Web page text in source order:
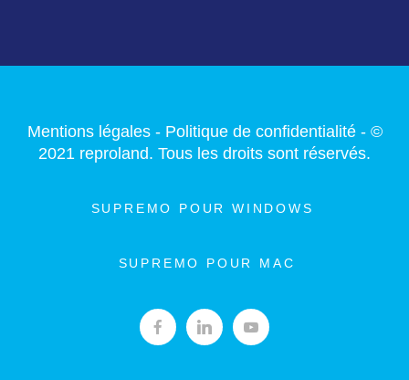
Mentions légales- Politique de confidentialité- ©
2021 reproland. Tous les droits sont réservés.
SUPREMO POUR WINDOWS
SUPREMO POUR MAC